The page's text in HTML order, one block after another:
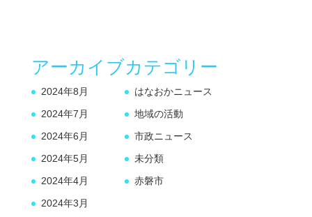
アーカイブ
2024年8月
2024年7月
2024年6月
2024年5月
2024年4月
2024年3月
カテゴリー
はなおかニュース
地域の活動
市政ニュース
未分類
赤磐市